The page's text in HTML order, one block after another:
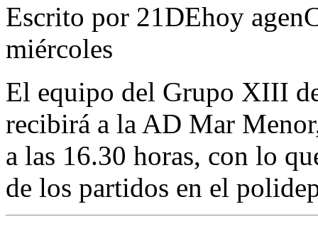
Escrito por 21DEhoy
miércoles
El equipo del Grupo XIII
recibirá a la AD Mar
a las 16.30 horas, con lo
de los partidos en el